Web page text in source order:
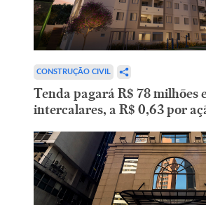
CONSTRUÇÃO CIVIL
Tenda pagará R$ 78 milhões
intercalares, a R$ 0,63 por